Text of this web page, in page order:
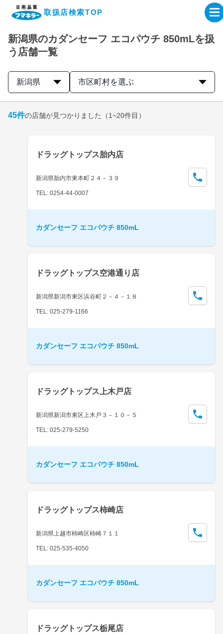
取扱店検索TOP
企業・IR情報サイト
製品情報サイト
取扱店検索はこちら
新潟県のカダンセーフ エコパウチ 850mLを扱
う店舗一覧
新潟県 市区町村を選ぶ
45件の店舗が見つかりました （1~20件目）
ドラッグトップス胎内店
新潟県胎内市東本町２４－３９
TEL: 0254-44-0007
カダンセーフ エコパウチ 850mL
ドラッグトップス空港通り店
新潟県新潟市東区浜谷町２－４－１８
TEL: 025-279-1166
カダンセーフ エコパウチ 850mL
ドラッグトップス上木戸店
新潟県新潟市東区上木戸３－１０－５
TEL: 025-279-5250
カダンセーフ エコパウチ 850mL
ドラッグトップス柿崎店
新潟県上越市柿崎区柿崎７１１
TEL: 025-535-4050
カダンセーフ エコパウチ 850mL
ドラッグトップス栃尾店